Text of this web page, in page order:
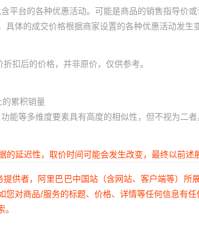
平台的各种优惠活动。可能是商品的销售指导价
体的成交价格根据商家设置的各种优惠活动发生
扣后的价格，并非原价，仅供参考。
累积销量
能等多维度要素具有高度的相似性，但不视为二者
延迟性，取价时间可能会发生改变，最终以前述
供者，阿里巴巴中国站（含网站、客户端等）
对商品/服务的标题、价格、详情等任何信息